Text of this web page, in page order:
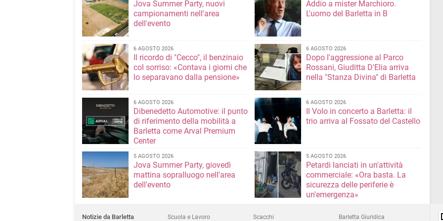
Jova Summer Party, nuovi
campionamenti nell'area
dell'evento
Addio a mister Marchioro.
L'uomo del Barletta in B
6 AGOSTO 2026
Il ricordo di "Cecco", il benzinaio
col sorriso: «Contava i giorni che
lo separavano dalla pensione»
6 AGOSTO 2026
Dopo l'aggressione al Parco
Rossani, Giuditta D'Elia arriva
nella "Stanza Divina" di Barletta
6 AGOSTO 2026
Dibenedetto Automotive: il punto
di riferimento della mobilità a
Barletta come Arval Premium
Center
6 AGOSTO 2026
Il Volo in concerto a Barletta: il
trio arriva al Fossato del Castello
5 AGOSTO 2026
Jova Summer Party, giovedì
mattina sopralluogo nell'area
dell'evento
5 AGOSTO 2026
Petardi lanciati in un'attività
commerciale: «Ora basta. La
sicurezza delle periferie è
un'emergenza»
Notizie da Barletta Scuola e Lavoro Scacchi Barletta Giuridica